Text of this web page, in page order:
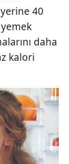
40
daha
kalori